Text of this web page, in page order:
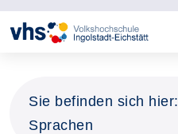
Sie befinden sich hier:
Sprachen